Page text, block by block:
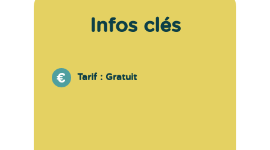
Infos clés
Tarif : Gratuit